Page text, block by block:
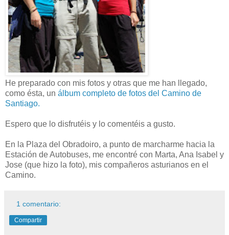
He preparado con mis fotos y otras que me han llegado,
como ésta, un álbum completo de fotos del Camino de
Santiago.
Espero que lo disfrutéis y lo comentéis a gusto.
En la Plaza del Obradoiro, a punto de marcharme hacia la
Estación de Autobuses, me encontré con Marta, Ana Isabel y
Jose (que hizo la foto), mis compañeros asturianos en el
Camino.
1 comentario:
Compartir